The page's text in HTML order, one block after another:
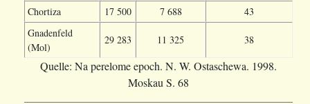
Chortiza
17 500 7 688
43
Gnadenfeld
(Mol)
29 283 11 325 38
Quelle: Na perelome epoch. N. W. Ostaschewa. 1998.
Moskau S. 68